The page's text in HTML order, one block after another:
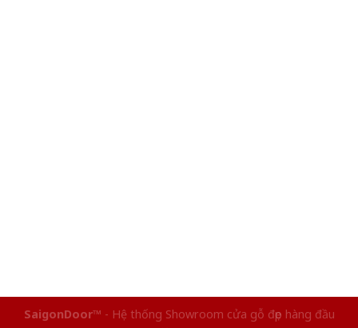
SaigonDoor™ - Hệ thống Showroom cửa gỗ đẹp hàng đầu